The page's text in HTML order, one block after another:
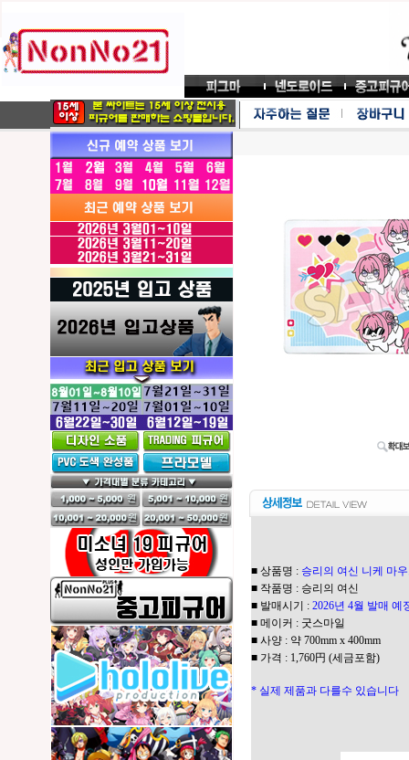
■ 상품명 : 승리의 여신 니케 마
■ 작품명 : 승리의 여신
■ 발매시기 : 2026년 4월 발매 예
■ 메이커 : 굿스마일
■ 사양 : 약 700mm x 400mm
■ 가격 : 1,760円 (세금포함)
* 실제 제품과 다를수 있습니다